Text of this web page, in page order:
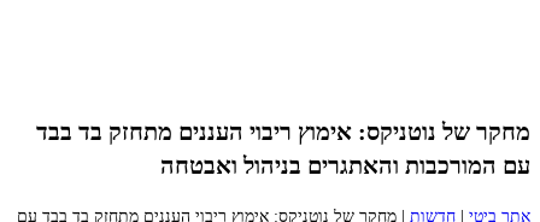
מחקר של נוטניקס: אימוץ ריבוי העננים מתחזק בד בבד
עם המורכבות והאתגרים בניהול ואבטחה
אתר ביטי חדשות
מחקר של נוטניקס: אימוץ ריבוי העננים מתחזק בד בבד עם